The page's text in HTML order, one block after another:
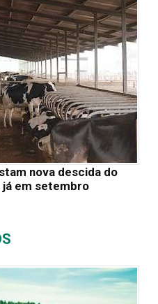
nova descida do
em setembro